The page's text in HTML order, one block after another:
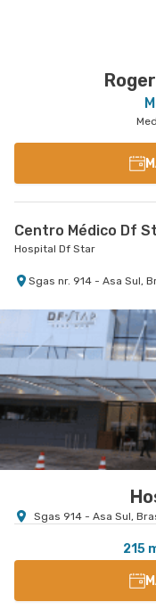
Centro Médico Df
Hospital Df Star
Sgas nr. 914 - Asa Sul,
Sgas 914 - Asa Sul,
215